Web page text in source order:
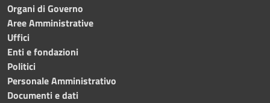
Organi di Governo
Aree Amministrative
Uffici
Enti e fondazioni
Politici
Personale Amministrativo
Documenti e dati